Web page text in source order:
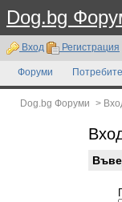
Dog.bg
Вход Регистрация
Форуми
Dog.bg Форуми >